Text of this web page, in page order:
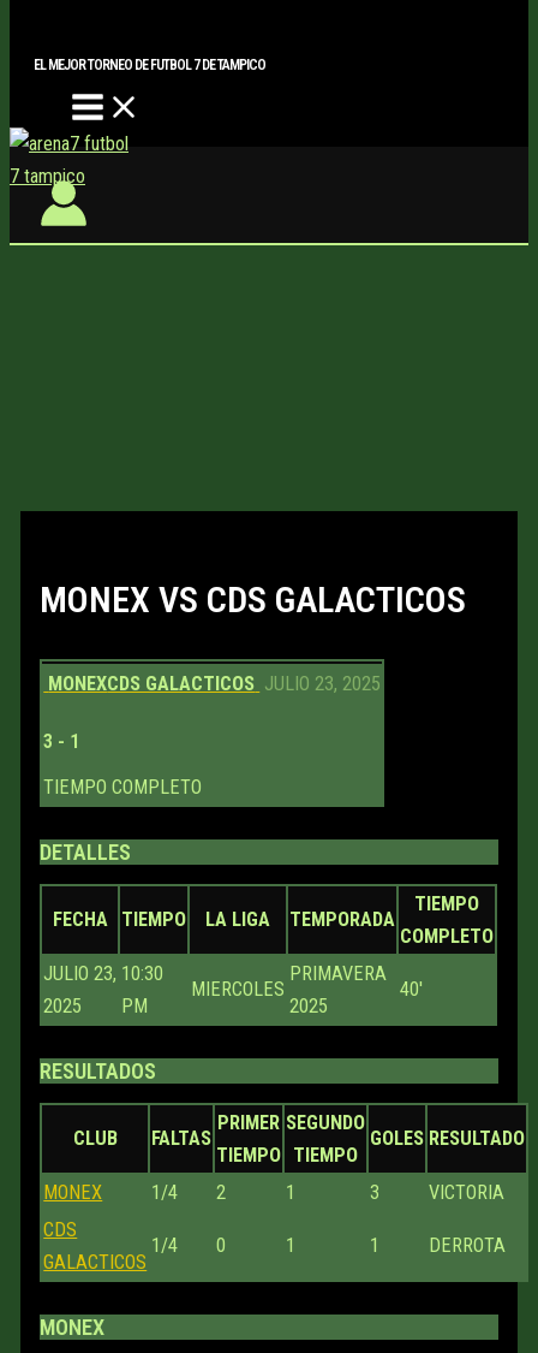
EL MEJOR TORNEO DE FUTBOL 7 DE TAMPICO
MONEX VS CDS GALACTICOS
MONEXCDS GALACTICOS JULIO 23, 2025
3 - 1
TIEMPO COMPLETO
DETALLES
FECHA TIEMPO LA LIGA TEMPORADA
TIEMPO
COMPLETO
JULIO 23,
2025
10:30
PM
MIERCOLES
PRIMAVERA
2025
40'
RESULTADOS
CLUB FALTAS
PRIMER
TIEMPO
SEGUNDO
TIEMPO
GOLES RESULTADO
MONEX 1/4 2 1 3
VICTORIA
CDS
GALACTICOS
1/4 0 1 1 DERROTA
MONEX